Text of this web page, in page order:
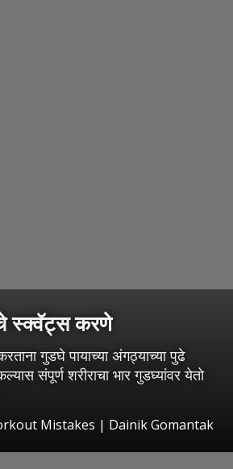
स्क्वॅट्स करणे
गुडघे पायाच्या अंगठ्याच्या पुढे
संपूर्ण शरीराचा भार गुडघ्यांवर येतो
Mistakes | Dainik Gomantak